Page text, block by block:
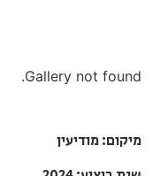
Gallery not found.
מיקום: מודיעין